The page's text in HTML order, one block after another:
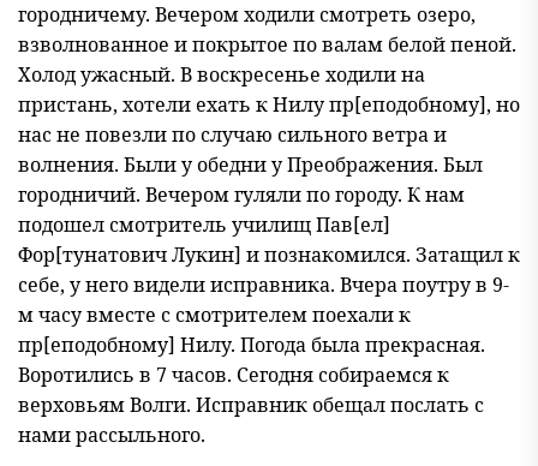
городничему. Вечером ходили смотреть озеро,
взволнованное и покрытое по валам белой пеной.
Холод ужасный. В воскресенье ходили на
пристань, хотели ехать к Нилу пр[еподобному], но
нас не повезли по случаю сильного ветра и
волнения. Были у обедни у Преображения. Был
городничий. Вечером гуляли по городу. К нам
подошел смотритель училищ Пав[ел]
Фор[тунатович Лукин] и познакомился. Затащил к
себе, у него видели исправника. Вчера поутру в 9-
м часу вместе с смотрителем поехали к
пр[еподобному] Нилу. Погода была прекрасная.
Воротились в 7 часов. Сегодня собираемся к
верховьям Волги. Исправник обещал послать с
нами рассыльного.